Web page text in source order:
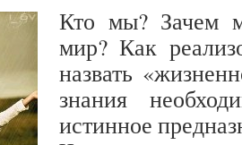
Кто мы? Зачем
мир? Как
назвать
знания
истинное